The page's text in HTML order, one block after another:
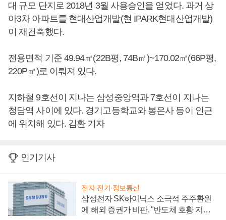
대 규모 단지로 2018년 3월 사용승인을 얻었다. 과거 상
아3차 아파트를 현대산업개발(현 IPARK현대산업개발)
이 재건축했다.
전용면적 기준 49.94㎡(22B평, 74B㎡)~170.02㎡(66P평,
220P㎡)로 이뤄져 있다.
지하철 9호선이 지나는 삼성중앙역과 7호선이 지나는
청담역 사이에 있다. 경기고등학교와 봉은사 등이 인근
에 위치해 있다. 김환 기자
인기기사
전자·전기·정보통신
삼성전자 SK하이닉스 소극적 주주환원
에 해외 증권가 비판, "반도체 호황 지속